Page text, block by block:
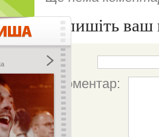
Напишіть ваш
Ім'я:
Коментар: